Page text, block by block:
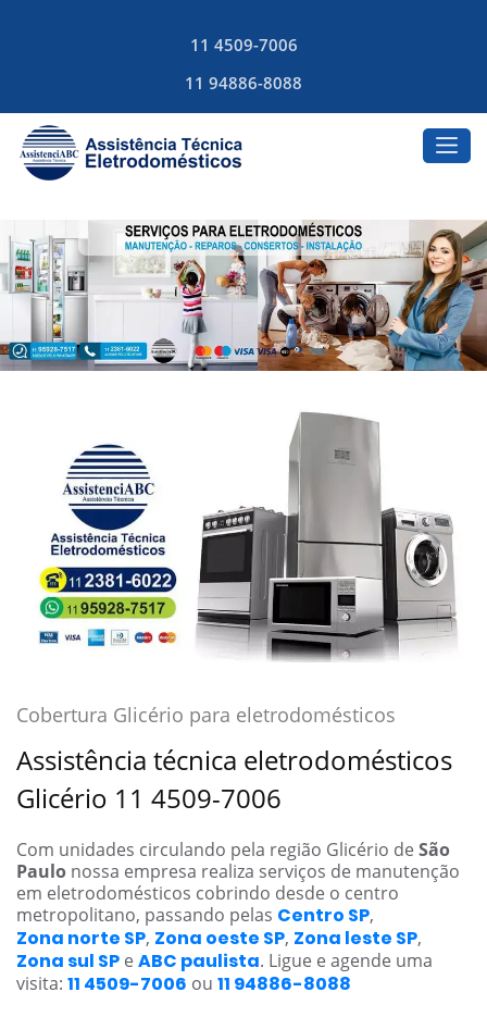
11 4509-7006
11 94886-8088
Cobertura Glicério para eletrodomésticos
Assistência técnica eletrodomésticos
Glicério 11 4509-7006
Com unidades circulando pela região Glicério de São
Paulo nossa empresa realiza serviços de manutenção
em eletrodomésticos cobrindo desde o centro
metropolitano, passando pelas Centro SP,
Zona norte SP, Zona oeste SP, Zona leste SP,
Zona sul SP e ABC paulista. Ligue e agende uma
visita: 11 4509-7006 ou 11 94886-8088